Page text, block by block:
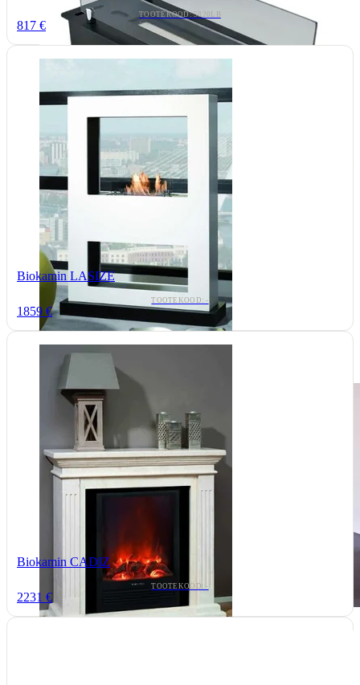
TOOTEKOOD: 5820LB
817 €
Biokamin LASIZE
TOOTEKOOD: -
1859 €
Biokamin CADIZ
TOOTEKOOD: -
2231 €